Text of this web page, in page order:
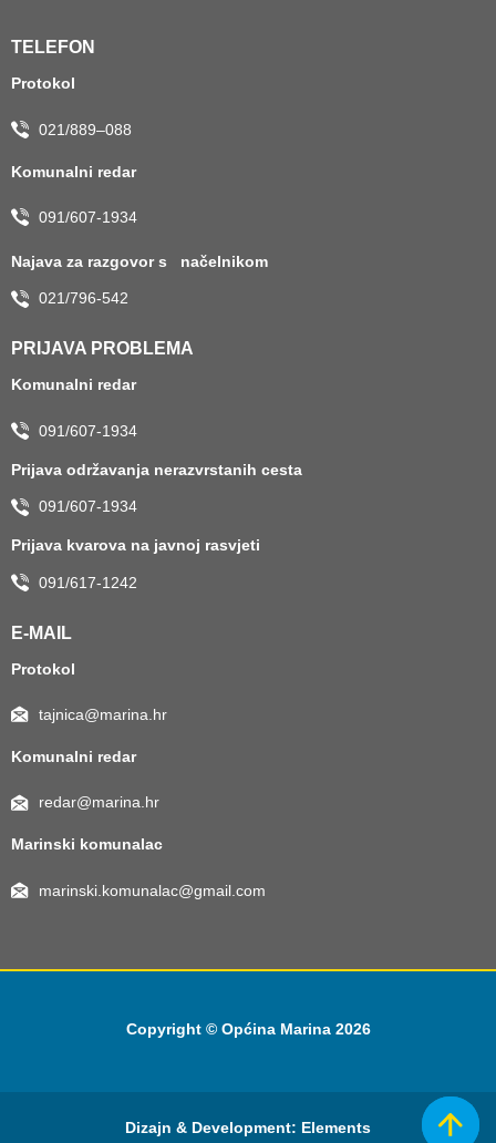
TELEFON
Protokol
021/889–088
Komunalni redar
091/607-1934
Najava za razgovor s načelnikom
021/796-542
PRIJAVA PROBLEMA
Komunalni redar
091/607-1934
Prijava održavanja nerazvrstanih cesta
091/607-1934
Prijava kvarova na javnoj rasvjeti
091/617-1242
E-MAIL
Protokol
tajnica@marina.hr
Komunalni redar
redar@marina.hr
Marinski komunalac
marinski.komunalac@gmail.com
Copyright © Općina Marina 2026
Dizajn & Development: Elements